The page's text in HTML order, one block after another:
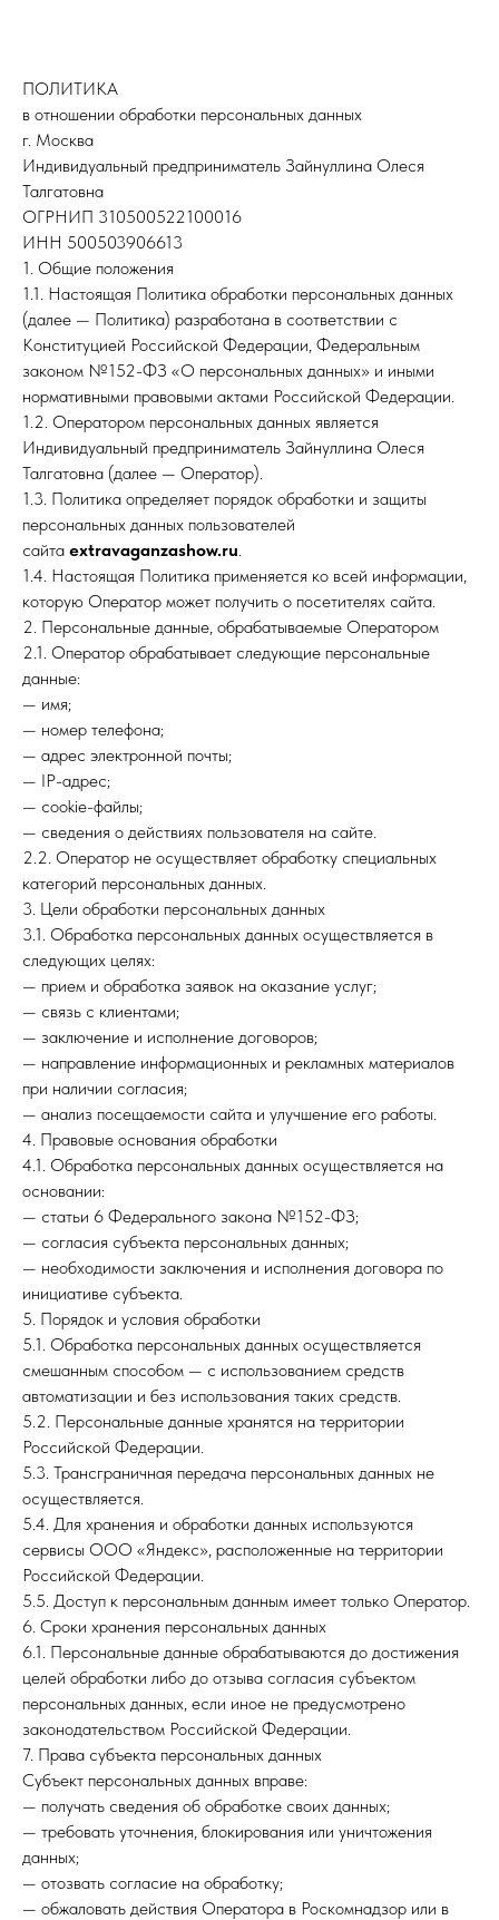
ПОЛИТИКА
в отношении обработки персональных данных
г. Москва
Индивидуальный предприниматель Зайнуллина Олеся
Талгатовна
ОГРНИП 310500522100016
ИНН 500503906613
1. Общие положения
1.1. Настоящая Политика обработки персональных данных
(далее — Политика) разработана в соответствии с
Конституцией Российской Федерации, Федеральным
законом №152-ФЗ «О персональных данных» и иными
нормативными правовыми актами Российской Федерации.
1.2. Оператором персональных данных является
Индивидуальный предприниматель Зайнуллина Олеся
Талгатовна (далее — Оператор).
1.3. Политика определяет порядок обработки и защиты
персональных данных пользователей
сайта extravaganzashow.ru.
1.4. Настоящая Политика применяется ко всей информации,
которую Оператор может получить о посетителях сайта.
2. Персональные данные, обрабатываемые Оператором
2.1. Оператор обрабатывает следующие персональные
данные:
— имя;
— номер телефона;
— адрес электронной почты;
— IP-адрес;
— cookie-файлы;
— сведения о действиях пользователя на сайте.
2.2. Оператор не осуществляет обработку специальных
категорий персональных данных.
3. Цели обработки персональных данных
3.1. Обработка персональных данных осуществляется в
следующих целях:
— прием и обработка заявок на оказание услуг;
— связь с клиентами;
— заключение и исполнение договоров;
— направление информационных и рекламных материалов
при наличии согласия;
— анализ посещаемости сайта и улучшение его работы.
4. Правовые основания обработки
4.1. Обработка персональных данных осуществляется на
основании:
— статьи 6 Федерального закона №152-ФЗ;
— согласия субъекта персональных данных;
— необходимости заключения и исполнения договора по
инициативе субъекта.
5. Порядок и условия обработки
5.1. Обработка персональных данных осуществляется
смешанным способом — с использованием средств
автоматизации и без использования таких средств.
5.2. Персональные данные хранятся на территории
Российской Федерации.
5.3. Трансграничная передача персональных данных не
осуществляется.
5.4. Для хранения и обработки данных используются
сервисы ООО «Яндекс», расположенные на территории
Российской Федерации.
5.5. Доступ к персональным данным имеет только Оператор.
6. Сроки хранения персональных данных
6.1. Персональные данные обрабатываются до достижения
целей обработки либо до отзыва согласия субъектом
персональных данных, если иное не предусмотрено
законодательством Российской Федерации.
7. Права субъекта персональных данных
Субъект персональных данных вправе:
— получать сведения об обработке своих данных;
— требовать уточнения, блокирования или уничтожения
данных;
— отозвать согласие на обработку;
— обжаловать действия Оператора в Роскомнадзор или в